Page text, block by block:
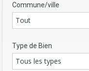
Commune/ville
Tout
Type de Bien
Tous les types